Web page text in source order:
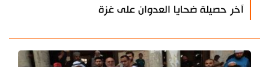
آخر حصيلة ضحايا العدوان على غزة